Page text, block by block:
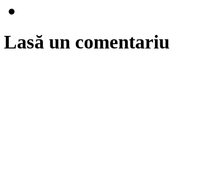
Lasă un comentariu